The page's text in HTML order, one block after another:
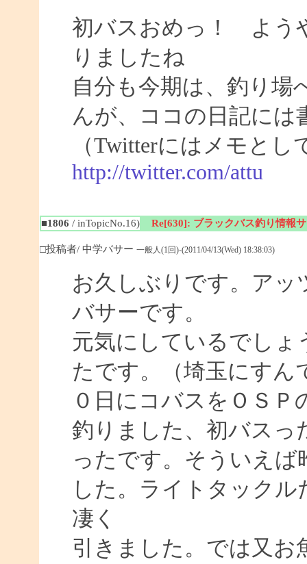
初バスおめっ！ よう
りましたね
自分も今期は、釣り場
んが、ココの日記には
（Twitterにはメモと
http://twitter.com/attu
■1806 / inTopicNo.16) Re[630]: ブラックバス釣り情報
□投稿者/ 中学バサー 一般人(1回)-(2011/04/13(Wed) 18:38:03)
お久しぶりです。アッ
バサーです。
元気にしているでしょ
たです。（埼玉にすん
０日にコバスをＯＳ
釣りました、初バスっ
ったです。そういえ
した。ライトタック
凄く
引きました。では又お